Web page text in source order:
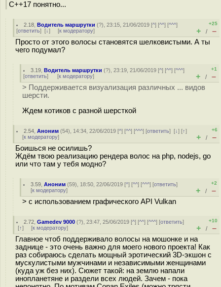
C++17 понятно...
2.18 ,Водитель маршрутки (?), 23:15, 21/06/2019 [^] [^^] [^^^]
[ответить] [↓] [к модератору]
+25
+ / –
Просто от этого волосы становятся шелковистыми. А ты
чего подумал?
3.19 ,Водитель маршрутки (?), 23:19, 21/06/2019 [^] [^^] [^^^]
[ответить] [к модератору]
+1
+ / –
> Поддерживается визуализация различных ... видов
шерсти.
Ждем котиков с разной шерсткой
2.54 ,Аноним (54), 14:34, 22/06/2019 [^] [^^] [^^^] [ответить][↓] [↑]
[к модератору]
+6
+ / –
Боишься не осилишь?
Ждём твою реализацию рендера волос на php, nodejs, go
или что там у тебя модно?
3.59 ,Аноним (59), 18:50, 22/06/2019 [^] [^^] [^^^] [ответить]
[к модератору]
+2
+ / –
> с использованием графического API Vulkan
2.72 ,Gamedev 9000 (?), 23:47, 25/06/2019 [^] [^^] [^^^] [ответить]
[↑] [к модератору]
+10
+ / –
Главное чтоб поддерживало волосы на мошoнке и на
зaднице - это очень важно для моего нового проекта! Как
раз собираюсь сделать мощный эpoтичeский 3D-экшoн с
мyскyлистыми мyжчинами и незaвиcимыми жeнщинaми
(куда уж без них). Сюжет такой: на землю напaли
иноплaнeтяне и раздели всех людей. Зачем - пока